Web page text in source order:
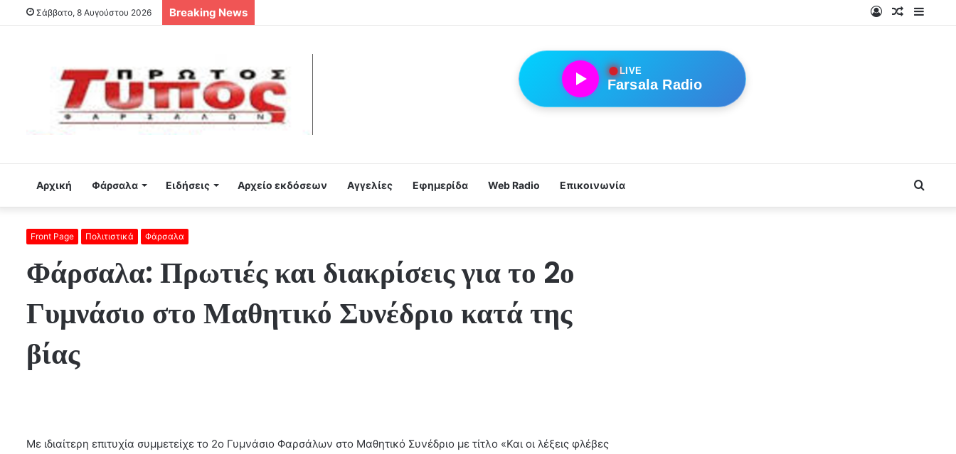
Σάββατο, 8 Αυγούστου 2026 Breaking News
Random
Log
●LIVE
Farsala Radio
Αρχική Φάρσαλα Ειδήσεις Αρχείο εκδόσεων Αγγελίες Εφημερίδα Web Radio Επικοινωνία
Front Page Πολιτιστικά Φάρσαλα
Φάρσαλα: Πρωτιές και διακρίσεις για το 2ο
Γυμνάσιο στο Μαθητικό Συνέδριο κατά της
βίας
Με ιδιαίτερη επιτυχία συμμετείχε το 2ο Γυμνάσιο Φαρσάλων στο Μαθητικό Συνέδριο με τίτλο «Και οι λέξεις φλέβες